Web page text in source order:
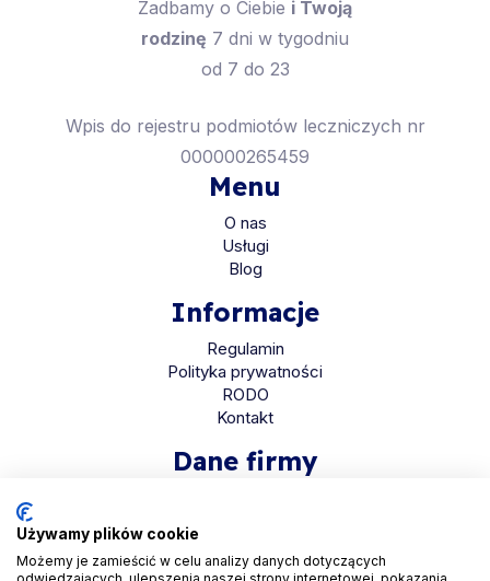
Zadbamy o Ciebie i Twoją
rodzinę 7 dni w tygodniu
od 7 do 23
Wpis do rejestru podmiotów leczniczych nr
000000265459
Menu
O nas
Usługi
Blog
Informacje
Regulamin
Polityka prywatności
RODO
Kontakt
Dane firmy
ul. Bolkowska 2D
01-466 Warszawa
Używamy plików cookie
Możemy je zamieścić w celu analizy danych dotyczących